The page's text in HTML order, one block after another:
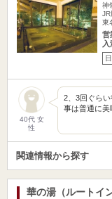
神
JR
東
営
40代 女
性
2、3回ぐら
事は普通に美
関連情報から探す
華の湯（ルートイ